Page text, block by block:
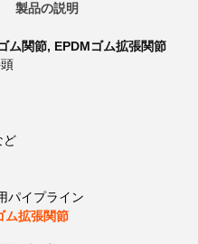
製品の説明
ム関節, EPDMゴム拡張関節
ど
パイプライン
ム拡張関節